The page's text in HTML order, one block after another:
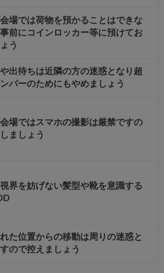
場では荷物を預かることはできな
前にコインロッカー等に預けてお
う
出待ちは近隣の方の迷惑となり超
バーのためにもやめましょう
場ではスマホの撮影は厳禁ですの
ましょう
界を妨げない髪型や靴を意識する
た位置からの移動は周りの迷惑と
ので控えましょう